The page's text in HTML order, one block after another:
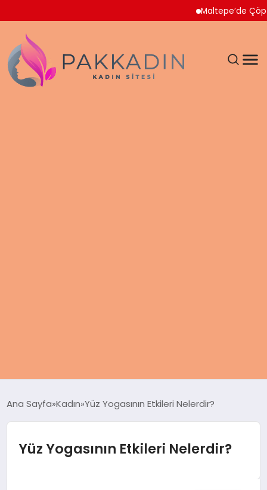
Maltepe’de Çöp Ev
KADIN
SAĞLIK
Ana Sayfa Kadın Yüz Yogasının Etkileri Nelerdir?
Yüz Yogasının Etkileri Nelerdir?